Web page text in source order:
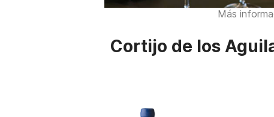
Más
Cortijo de los